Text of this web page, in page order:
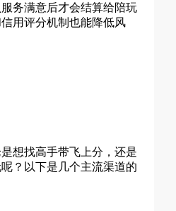
务满意后才会结算给陪玩
用评分机制也能降低风
想找高手带飞上分，还是
？以下是几个主流渠道的